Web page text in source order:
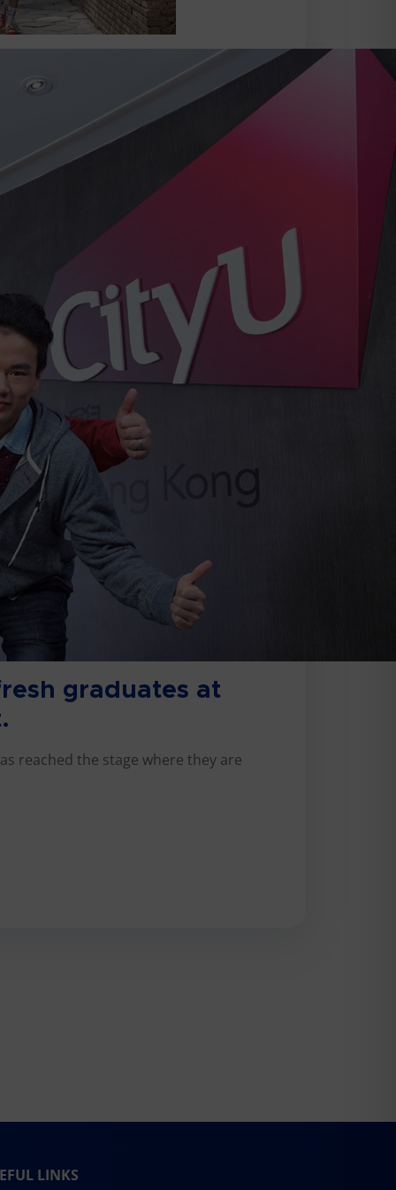
PhD Fellowship
funded institutions in the
graduates at
reached the stage where they are
LINKS